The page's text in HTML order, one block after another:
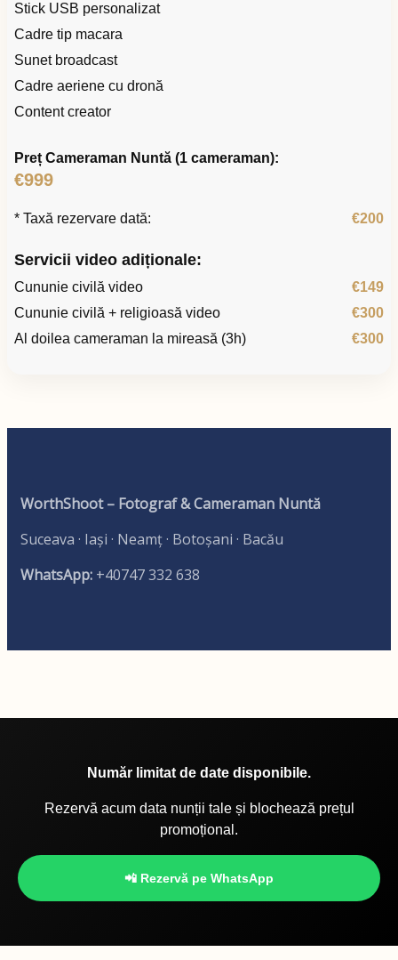
Stick USB personalizat
Cadre tip macara
Sunet broadcast
Cadre aeriene cu dronă
Content creator
Preț Cameraman Nuntă (1 cameraman):
€999
* Taxă rezervare dată: €200
Servicii video adiționale:
Cununie civilă video
€149
Cununie civilă + religioasă video
€300
Al doilea cameraman la mireasă (3h)
€300
WorthShoot – Fotograf & Cameraman Nuntă
Suceava · Iași · Neamț · Botoșani · Bacău
WhatsApp: +40747 332 638
Număr limitat de date disponibile.
Rezervă acum data nunții tale și blochează prețul
promoțional.
📲 Rezervă pe WhatsApp